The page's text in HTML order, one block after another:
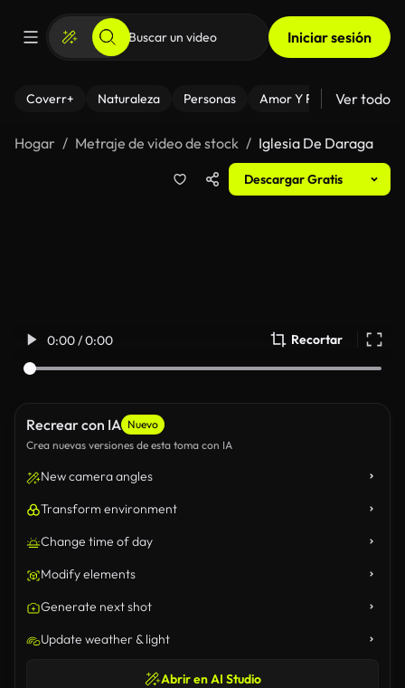
Iniciar sesión
Coverr+ Naturaleza Personas Amor Y Relaciones
Ver todo
Hogar Metraje de video de stock Iglesia De Daraga
Descargar Gratis
0:00 / 0:00 Recortar
Recrear con IA Nuevo
Crea nuevas versiones de esta toma con IA
New camera angles
Transform environment
Change time of day
Modify elements
Generate next shot
Update weather & light
Abrir en AI Studio